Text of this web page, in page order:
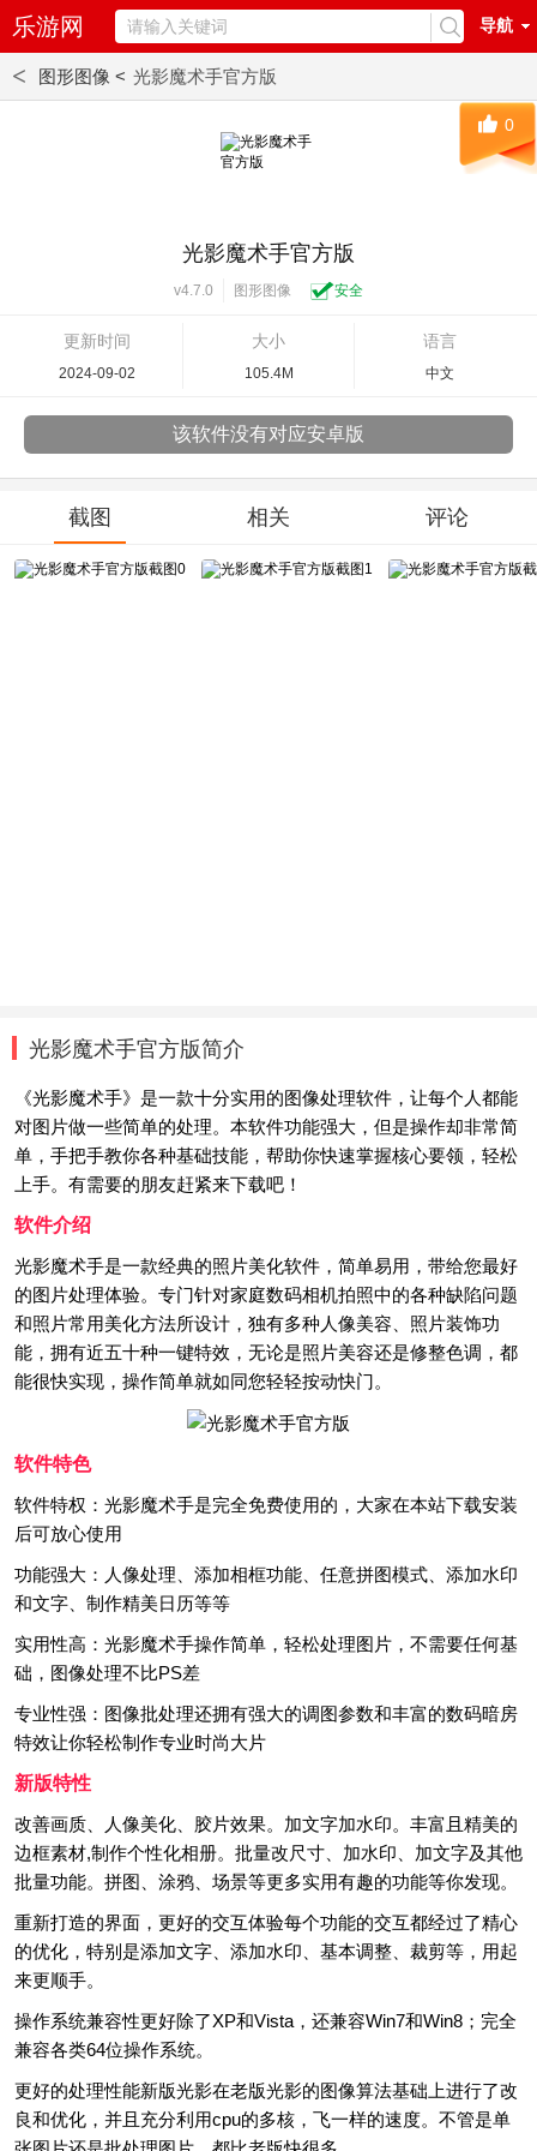
乐游网 导航
< 图形图像 < 光影魔术手官方版
光影魔术手官方版
v4.7.0 图形图像 安全
更新时间
2024-09-02
大小
105.4M
语言
中文
0
该软件没有对应安卓版
截图 相关 评论
光影魔术手官方版简介
《光影魔术手》是一款十分实用的图像处理软件，让每个人都能
对图片做一些简单的处理。本软件功能强大，但是操作却非常简
单，手把手教你各种基础技能，帮助你快速掌握核心要领，轻松
上手。有需要的朋友赶紧来下载吧！
软件介绍
光影魔术手是一款经典的照片美化软件，简单易用，带给您最好
的图片处理体验。专门针对家庭数码相机拍照中的各种缺陷问题
和照片常用美化方法所设计，独有多种人像美容、照片装饰功
能，拥有近五十种一键特效，无论是照片美容还是修整色调，都
能很快实现，操作简单就如同您轻轻按动快门。
软件特色
软件特权：光影魔术手是完全免费使用的，大家在本站下载安装
后可放心使用
功能强大：人像处理、添加相框功能、任意拼图模式、添加水印
和文字、制作精美日历等等
实用性高：光影魔术手操作简单，轻松处理图片，不需要任何基
础，图像处理不比PS差
专业性强：图像批处理还拥有强大的调图参数和丰富的数码暗房
特效让你轻松制作专业时尚大片
新版特性
改善画质、人像美化、胶片效果。加文字加水印。丰富且精美的
边框素材,制作个性化相册。批量改尺寸、加水印、加文字及其他
批量功能。拼图、涂鸦、场景等更多实用有趣的功能等你发现。
重新打造的界面，更好的交互体验每个功能的交互都经过了精心
的优化，特别是添加文字、添加水印、基本调整、裁剪等，用起
来更顺手。
操作系统兼容性更好除了XP和Vista，还兼容Win7和Win8；完全
兼容各类64位操作系统。
更好的处理性能新版光影在老版光影的图像算法基础上进行了改
良和优化，并且充分利用cpu的多核，飞一样的速度。不管是单